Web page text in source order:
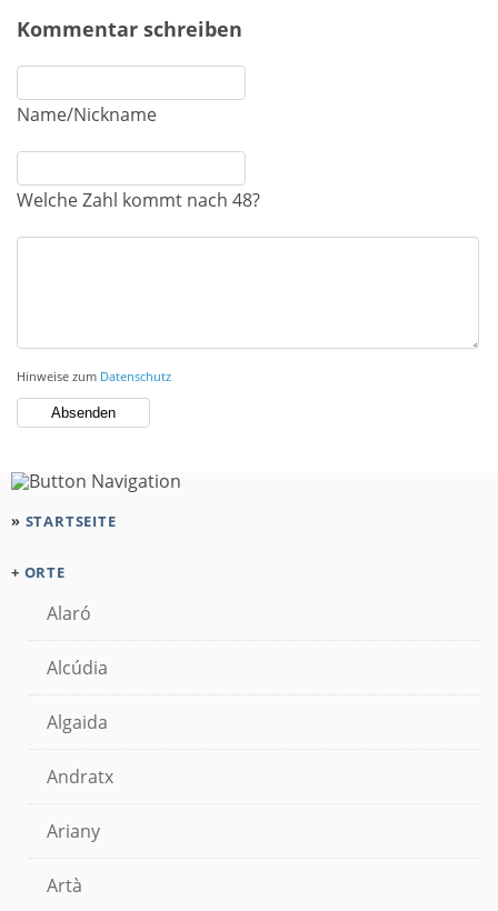
Kommentar schreiben
Name/Nickname
Welche Zahl kommt nach 48?
Hinweise zum Datenschutz
» STARTSEITE
+ ORTE
Alaró
Alcúdia
Algaida
Andratx
Ariany
Artà